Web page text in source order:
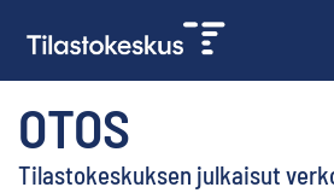
OTOS
Tilastokeskuksen julkaisut